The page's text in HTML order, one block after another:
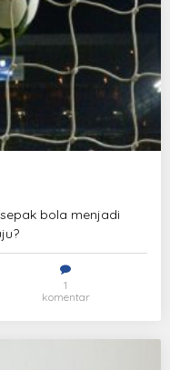
bola menjadi
1
komentar